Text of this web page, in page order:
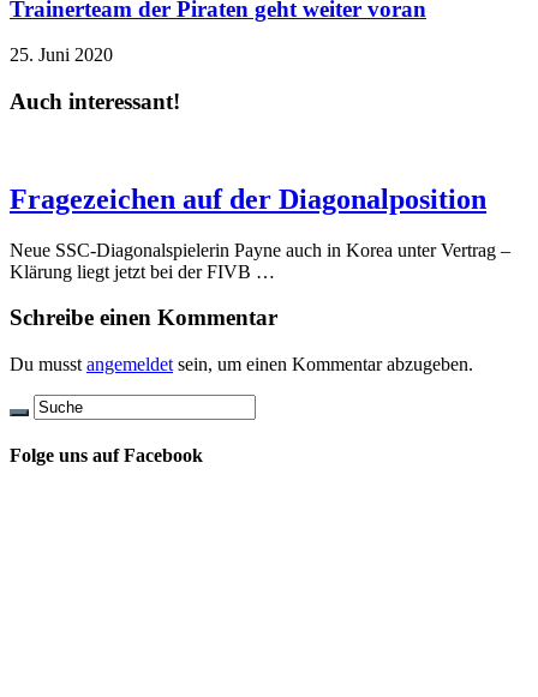
Trainerteam der Piraten geht weiter voran
25. Juni 2020
Auch interessant!
Fragezeichen auf der Diagonalposition
Neue SSC-Diagonalspielerin Payne auch in Korea unter Vertrag –
Klärung liegt jetzt bei der FIVB …
Schreibe einen Kommentar
Du musst angemeldet sein, um einen Kommentar abzugeben.
Folge uns auf Facebook